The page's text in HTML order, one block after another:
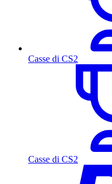
Casse di CS2
Casse di CS2